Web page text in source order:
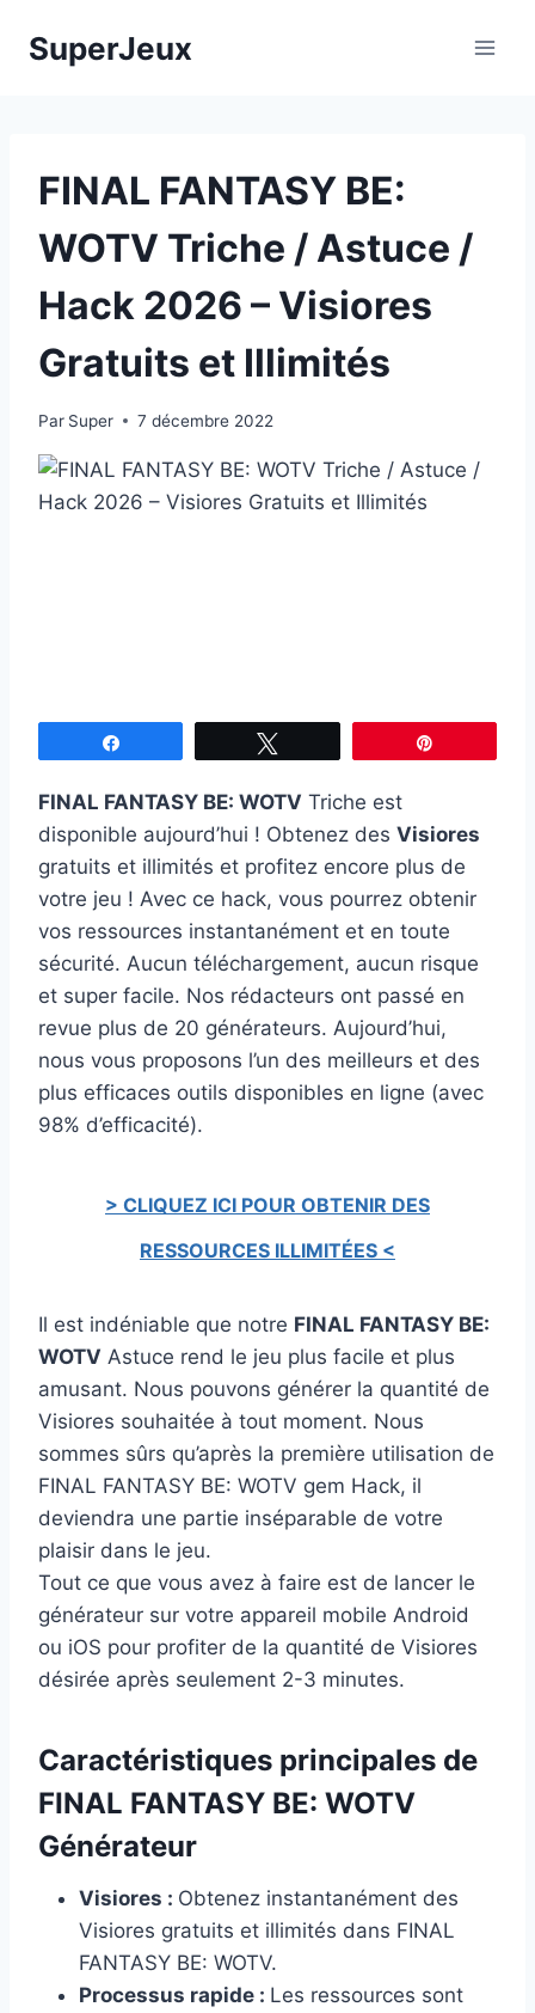
SuperJeux
FINAL FANTASY BE:
WOTV Triche / Astuce /
Hack 2026 – Visiores
Gratuits et Illimités
Par Super 7 décembre 2022
FINAL FANTASY BE: WOTV Triche est
disponible aujourd’hui ! Obtenez des Visiores
gratuits et illimités et profitez encore plus de
votre jeu ! Avec ce hack, vous pourrez obtenir
vos ressources instantanément et en toute
sécurité. Aucun téléchargement, aucun risque
et super facile. Nos rédacteurs ont passé en
revue plus de 20 générateurs. Aujourd’hui,
nous vous proposons l’un des meilleurs et des
plus efficaces outils disponibles en ligne (avec
98% d’efficacité).
> CLIQUEZ ICI POUR OBTENIR DES
RESSOURCES ILLIMITÉES <
Il est indéniable que notre FINAL FANTASY BE:
WOTV Astuce rend le jeu plus facile et plus
amusant. Nous pouvons générer la quantité de
Visiores souhaitée à tout moment. Nous
sommes sûrs qu’après la première utilisation de
FINAL FANTASY BE: WOTV gem Hack, il
deviendra une partie inséparable de votre
plaisir dans le jeu.
Tout ce que vous avez à faire est de lancer le
générateur sur votre appareil mobile Android
ou iOS pour profiter de la quantité de Visiores
désirée après seulement 2-3 minutes.
Caractéristiques principales de
FINAL FANTASY BE: WOTV
Générateur
Visiores : Obtenez instantanément des
Visiores gratuits et illimités dans FINAL
FANTASY BE: WOTV.
Processus rapide : Les ressources sont